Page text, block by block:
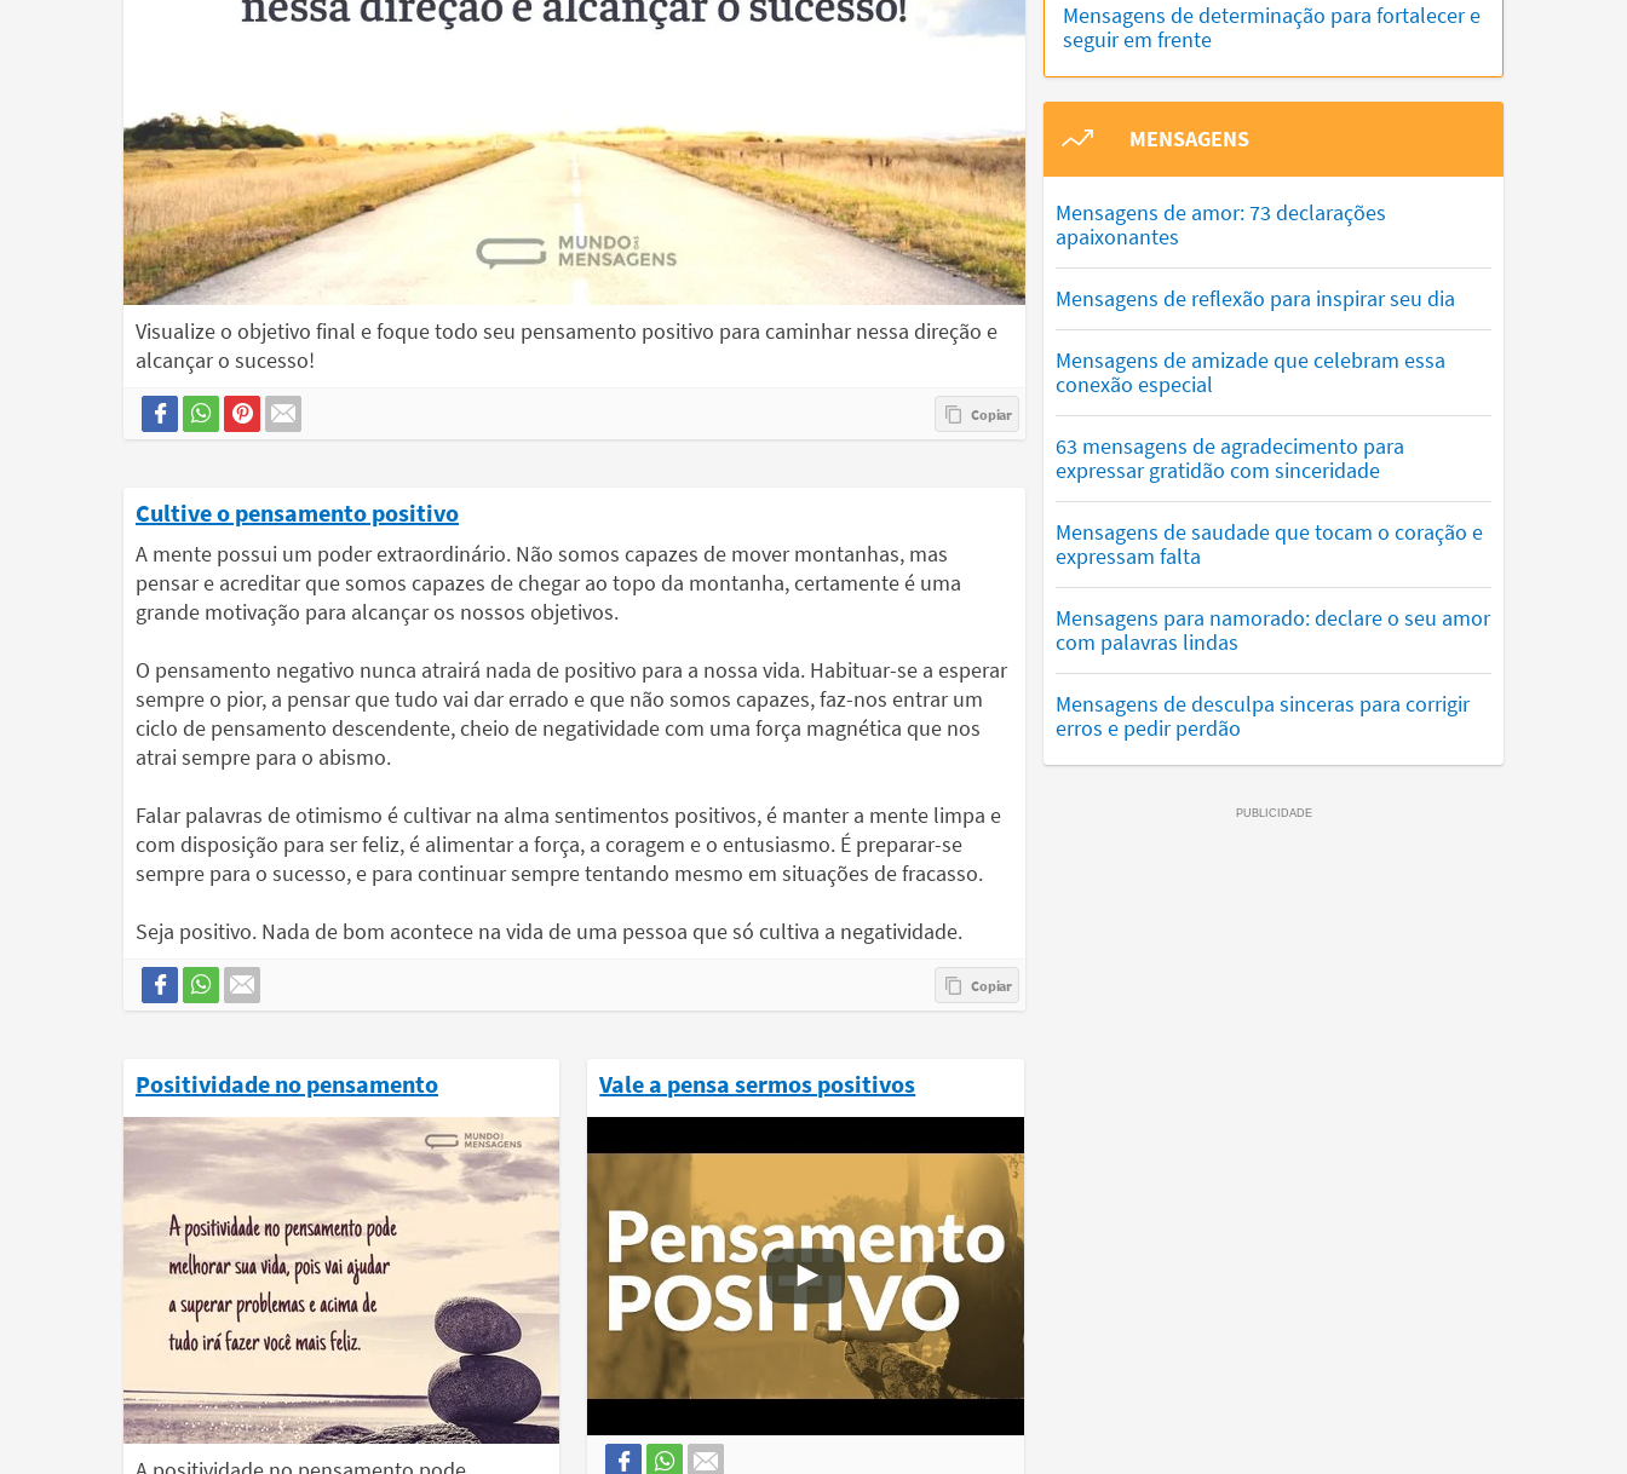
Visualize o objetivo final e foque todo seu pensamento positivo para caminhar nessa direção e
alcançar o sucesso!
Cultive o pensamento positivo
A mente possui um poder extraordinário. Não somos capazes de mover montanhas, mas
pensar e acreditar que somos capazes de chegar ao topo da montanha, certamente é uma
grande motivação para alcançar os nossos objetivos.
O pensamento negativo nunca atrairá nada de positivo para a nossa vida. Habituar-se a esperar
sempre o pior, a pensar que tudo vai dar errado e que não somos capazes, faz-nos entrar um
ciclo de pensamento descendente, cheio de negatividade com uma força magnética que nos
atrai sempre para o abismo.
Falar palavras de otimismo é cultivar na alma sentimentos positivos, é manter a mente limpa e
com disposição para ser feliz, é alimentar a força, a coragem e o entusiasmo. É preparar-se
sempre para o sucesso, e para continuar sempre tentando mesmo em situações de fracasso.
Seja positivo. Nada de bom acontece na vida de uma pessoa que só cultiva a negatividade.
Positividade no pensamento Vale a pensa sermos positivos
Mensagens de determinação para fortalecer e
seguir em frente
MENSAGENS
Mensagens de amor: 73 declarações
apaixonantes
Mensagens de reflexão para inspirar seu dia
Mensagens de amizade que celebram essa
conexão especial
63 mensagens de agradecimento para
expressar gratidão com sinceridade
Mensagens de saudade que tocam o coração e
expressam falta
Mensagens para namorado: declare o seu amor
com palavras lindas
Mensagens de desculpa sinceras para corrigir
erros e pedir perdão